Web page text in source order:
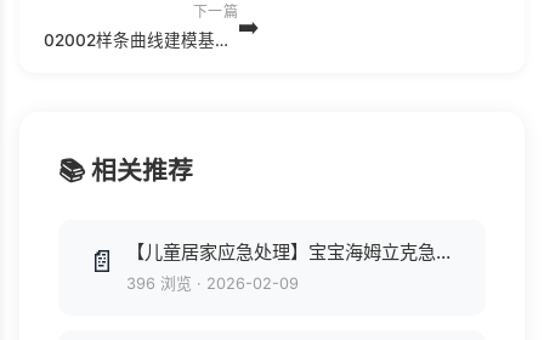
下一篇
02002样条曲线建模基础.mp4 ➡️
📚 相关推荐
📄 【儿童居家应急处理】宝宝海姆立克急救法.mp4
396 浏览 · 2026-02-09